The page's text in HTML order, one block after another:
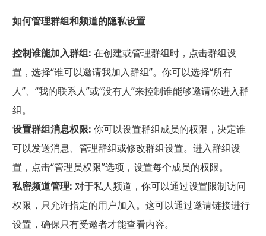
如何管理群组和频道的隐私设置
控制谁能加入群组: 在创建或管理群组时，点击群组设
置，选择“谁可以邀请我加入群组”。你可以选择“所有
人”、“我的联系人”或“没有人”来控制谁能够邀请你进入群
组。
设置群组消息权限: 你可以设置群组成员的权限，决定谁
可以发送消息、管理群组或修改群组设置。进入群组设
置，点击“管理员权限”选项，设置每个成员的权限。
私密频道管理: 对于私人频道，你可以通过设置限制访问
权限，只允许指定的用户加入。这可以通过邀请链接进行
设置，确保只有受邀者才能查看内容。